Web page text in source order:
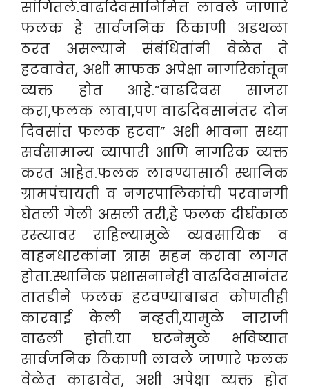
सांगितले.वाढदिवसानिमित्त लावले जाणारे
फलक हे सार्वजनिक ठिकाणी अडथळा
ठरत असल्याने संबंधितांनी वेळेत ते
हटवावेत, अशी माफक अपेक्षा नागरिकांतून
व्यक्त होत आहे.”वाढदिवस साजरा
करा,फलक लावा,पण वाढदिवसानंतर दोन
दिवसांत फलक हटवा” अशी भावना सध्या
सर्वसामान्य व्यापारी आणि नागरिक व्यक्त
करत आहेत.फलक लावण्यासाठी स्थानिक
ग्रामपंचायती व नगरपालिकांची परवानगी
घेतली गेली असली तरी,हे फलक दीर्घकाळ
रस्त्यावर राहिल्यामुळे व्यवसायिक व
वाहनधारकांना त्रास सहन करावा लागत
होता.स्थानिक प्रशासनानेही वाढदिवसानंतर
तातडीने फलक हटवण्याबाबत कोणतीही
कारवाई केली नव्हती,यामुळे नाराजी
वाढली होती.या घटनेमुळे भविष्यात
सार्वजनिक ठिकाणी लावले जाणारे फलक
वेळेत काढावेत, अशी अपेक्षा व्यक्त होत